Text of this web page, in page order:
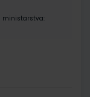
ministarstva: